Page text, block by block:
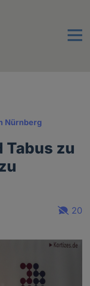
Menu
Nürnberg
Tabus zu
20